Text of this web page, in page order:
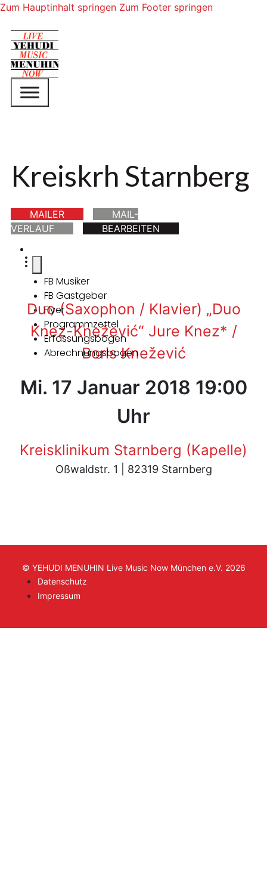
Zum Hauptinhalt springen Zum Footer springen
Kreiskrh Starnberg
MAILER
MAIL-
VERLAUF
BEARBEITEN
FB Musiker
FB Gastgeber
Flyer
Programmzettel
Erfassungsbogen
Abrechnungsbogen
Duo (Saxophon / Klavier) „Duo
Knez-Knežević“ Jure Knez* /
Boris Knežević
Mi. 17 Januar 2018 19:00
Uhr
Kreisklinikum Starnberg (Kapelle)
Oßwaldstr. 1 | 82319 Starnberg
© YEHUDI MENUHIN Live Music Now München e.V. 2026
Datenschutz
Impressum